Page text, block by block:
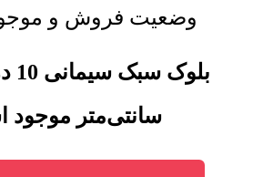
وضعیت فروش و
سانتی‌متر